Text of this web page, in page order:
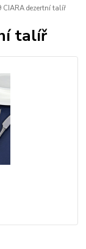
CIARA dezertní talíř
talíř